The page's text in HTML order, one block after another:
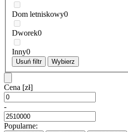
Dom letniskowy0
Dworek0
Inny0
Usuń filtr Wybierz
Cena [zł]
-
Popularne: